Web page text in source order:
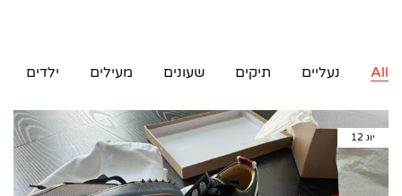
All נעליים תיקים שעונים מעילים ילדים
יונ 12